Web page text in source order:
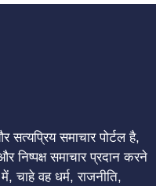
समाचार पोर्टल है,
निष्पक्ष समाचार प्रदान करने
चाहे वह धर्म, राजनीति,